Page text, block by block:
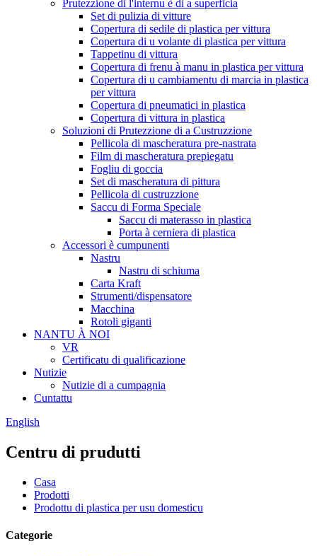
Prutezzione di l'internu è di a superficia
Set di pulizia di vitture
Copertura di sedile di plastica per vittura
Copertura di u volante di plastica per vittura
Tappetinu di vittura
Copertura di frenu à manu in plastica per vittura
Copertura di u cambiamentu di marcia in plastica
per vittura
Copertura di pneumatici in plastica
Copertura di vittura in plastica
Soluzioni di Prutezzione di a Custruzzione
Pellicola di mascheratura pre-nastrata
Film di mascheratura prepiegatu
Fogliu di goccia
Set di mascheratura di pittura
Pellicola di custruzzione
Saccu di Forma Speciale
Saccu di materasso in plastica
Porta à cerniera di plastica
Accessori è cumpunenti
Nastru
Nastru di schiuma
Carta Kraft
Strumenti/dispensatore
Macchina
Rotoli giganti
NANTU À NOI
VR
Certificatu di qualificazione
Nutizie
Nutizie di a cumpagnia
Cuntattu
English
Centru di prudutti
Casa
Prodotti
Prodottu di plastica per usu domesticu
Categorie